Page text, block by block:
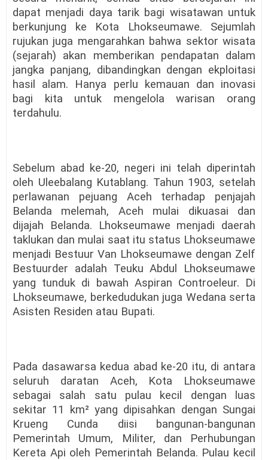
dapat menjadi daya tarik bagi wisatawan untuk
berkunjung ke Kota Lhokseumawe. Sejumlah
rujukan juga mengarahkan bahwa sektor wisata
(sejarah) akan memberikan pendapatan dalam
jangka panjang, dibandingkan dengan ekploitasi
hasil alam. Hanya perlu kemauan dan inovasi
bagi kita untuk mengelola warisan orang
terdahulu.
Sebelum abad ke-20, negeri ini telah diperintah
oleh Uleebalang Kutablang. Tahun 1903, setelah
perlawanan pejuang Aceh terhadap penjajah
Belanda melemah, Aceh mulai dikuasai dan
dijajah Belanda. Lhokseumawe menjadi daerah
taklukan dan mulai saat itu status Lhokseumawe
menjadi Bestuur Van Lhokseumawe dengan Zelf
Bestuurder adalah Teuku Abdul Lhokseumawe
yang tunduk di bawah Aspiran Controeleur. Di
Lhokseumawe, berkedudukan juga Wedana serta
Asisten Residen atau Bupati.
Pada dasawarsa kedua abad ke-20 itu, di antara
seluruh daratan Aceh, Kota Lhokseumawe
sebagai salah satu pulau kecil dengan luas
sekitar 11 km² yang dipisahkan dengan Sungai
Krueng Cunda diisi bangunan-bangunan
Pemerintah Umum, Militer, dan Perhubungan
Kereta Api oleh Pemerintah Belanda. Pulau kecil